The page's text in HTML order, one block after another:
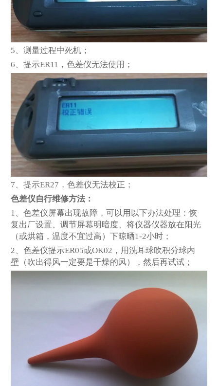
5、测量过程中死机；
6、提示ER11，色差仪无法使用；
7、提示ER27，色差仪无法校正；
色差仪自行维修方法：
1、色差仪屏幕出现故障，可以用以下办法处理：恢
复出厂设置、调节屏幕明暗度、将仪器仪器放在阳光
（或烘箱，温度不宜过高）下晾晒1-2小时；
2、色差仪提示ER05或OK02，用洗耳球吹积分球内
壁（吹出得风一定要是干燥的风），然后再试试；